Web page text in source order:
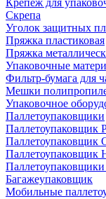
Крепеж для
Скрепа
Уголок защитных
Пряжка пластиковая
Пряжка
Упаковочные
Фильтр-бумага для
Мешки
Упаковочное
Паллетоупаковщики
Паллетоупаковщик
Паллетоупаковщик
Паллетоупаковщик
Багажеупаковщик
Мобильные